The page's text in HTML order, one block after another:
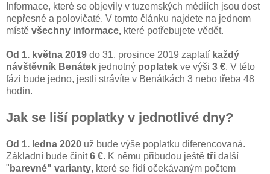
Informace, které se objevily v tuzemských médiích jsou dost
nepřesné a polovičaté. V tomto článku najdete na jednom
místě všechny informace, které potřebujete vědět.
Od 1. května 2019 do 31. prosince 2019 zaplatí každý
návštěvník Benátek jednotný poplatek ve výši 3 €. V této
fázi bude jedno, jestli strávíte v Benátkách 3 nebo třeba 48
hodin.
Jak se liší poplatky v jednotlivé dny?
Od 1. ledna 2020 už bude výše poplatku diferencovaná.
Základní bude činit6 €. K němu přibudou ještě tři další
" barevné" varianty, které se řídí očekávaným počtem